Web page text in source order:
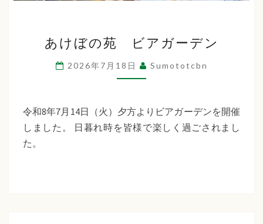
け
ぼ
の
ビ
ア
あけぼの苑 ビアガーデン
2026年7月18日 Sumototcbn
令和8年7月14日（火）夕方よりビアガーデンを開催
しました。 日暮れ時を皆様で楽しく過ごされまし
た。